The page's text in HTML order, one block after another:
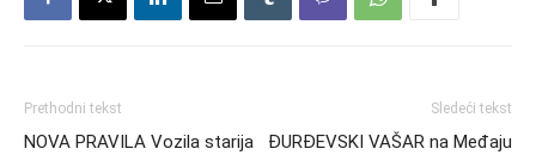
Prethodni tekst
NOVA PRAVILA Vozila starija
Sledeći tekst
ĐURĐEVSKI VAŠAR na Međaju